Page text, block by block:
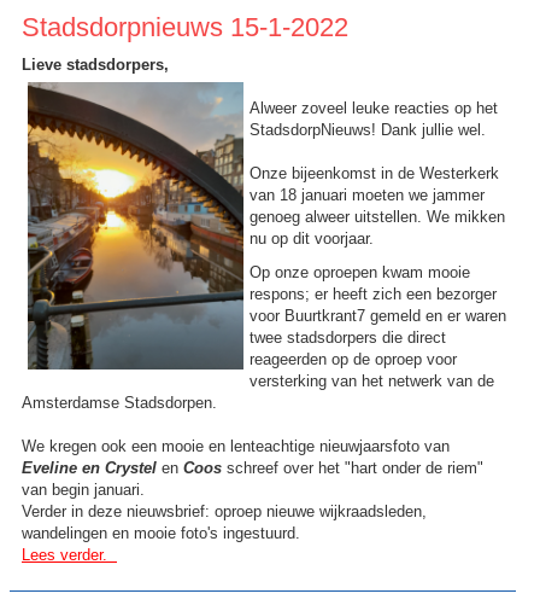
Stadsdorpnieuws 15-1-2022
Lieve stadsdorpers,
Alweer zoveel leuke reacties op het
StadsdorpNieuws! Dank jullie wel.
Onze bijeenkomst in de Westerkerk
van 18 januari moeten we jammer
genoeg alweer uitstellen. We mikken
nu op dit voorjaar.
Op onze oproepen kwam mooie
respons; er heeft zich een bezorger
voor Buurtkrant7 gemeld en er waren
twee stadsdorpers die direct
reageerden op de oproep voor
versterking van het netwerk van de
Amsterdamse Stadsdorpen.
We kregen ook een mooie en lenteachtige nieuwjaarsfoto van
Eveline en Crystel en Coos schreef over het "hart onder de riem"
van begin januari.
Verder in deze nieuwsbrief: oproep nieuwe wijkraadsleden,
wandelingen en mooie foto's ingestuurd.
Lees verder.